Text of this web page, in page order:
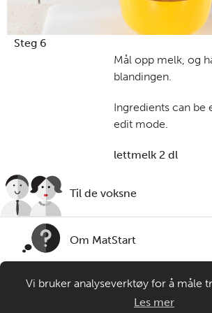
Steg 6
Mål opp melk, og
blandingen.
Ingredients can be
edit mode.
lettmelk 2 dl
Til de voksne
Om MatStart
Kontakt oss
Vi bruker analyseverktøy for å måle
nettsider. Informasjonskapsler
Les mer